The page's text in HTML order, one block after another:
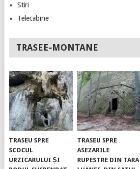
Stiri
Telecabine
TRASEE-MONTANE
TRASEU SPRE
SCOCUL
URZICARULUI ȘI
TRASEU SPRE
ASEZARILE
RUPESTRE DIN TARA